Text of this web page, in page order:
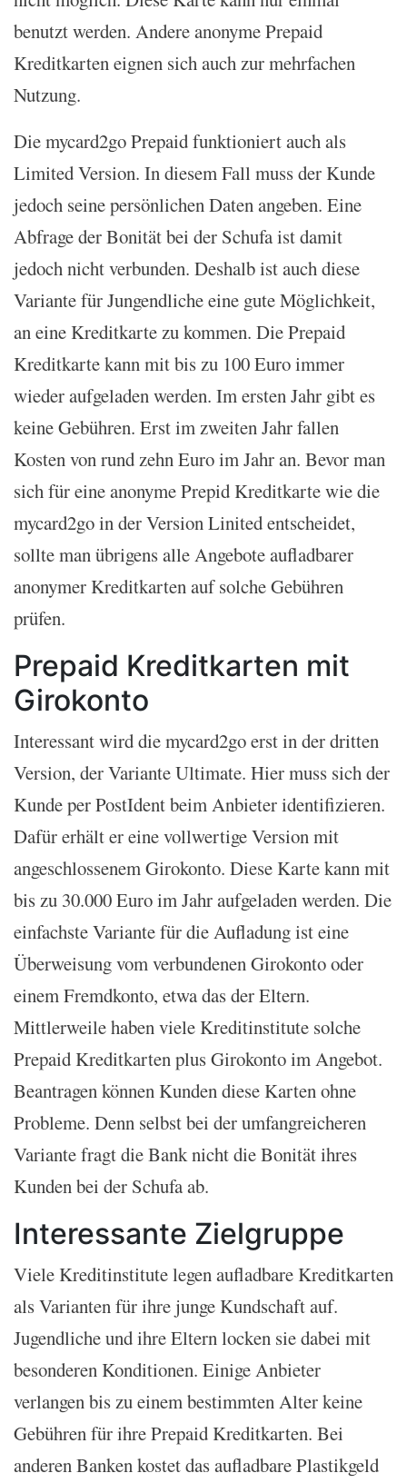
benutzt werden. Andere anonyme Prepaid
Kreditkarten eignen sich auch zur mehrfachen
Nutzung.
Die mycard2go Prepaid funktioniert auch als
Limited Version. In diesem Fall muss der Kunde
jedoch seine persönlichen Daten angeben. Eine
Abfrage der Bonität bei der Schufa ist damit
jedoch nicht verbunden. Deshalb ist auch diese
Variante für Jungendliche eine gute Möglichkeit,
an eine Kreditkarte zu kommen. Die Prepaid
Kreditkarte kann mit bis zu 100 Euro immer
wieder aufgeladen werden. Im ersten Jahr gibt es
keine Gebühren. Erst im zweiten Jahr fallen
Kosten von rund zehn Euro im Jahr an. Bevor man
sich für eine anonyme Prepid Kreditkarte wie die
mycard2go in der Version Linited entscheidet,
sollte man übrigens alle Angebote aufladbarer
anonymer Kreditkarten auf solche Gebühren
prüfen.
Prepaid Kreditkarten mit
Girokonto
Interessant wird die mycard2go erst in der dritten
Version, der Variante Ultimate. Hier muss sich der
Kunde per PostIdent beim Anbieter identifizieren.
Dafür erhält er eine vollwertige Version mit
angeschlossenem Girokonto. Diese Karte kann mit
bis zu 30.000 Euro im Jahr aufgeladen werden. Die
einfachste Variante für die Aufladung ist eine
Überweisung vom verbundenen Girokonto oder
einem Fremdkonto, etwa das der Eltern.
Mittlerweile haben viele Kreditinstitute solche
Prepaid Kreditkarten plus Girokonto im Angebot.
Beantragen können Kunden diese Karten ohne
Probleme. Denn selbst bei der umfangreicheren
Variante fragt die Bank nicht die Bonität ihres
Kunden bei der Schufa ab.
Interessante Zielgruppe
Viele Kreditinstitute legen aufladbare Kreditkarten
als Varianten für ihre junge Kundschaft auf.
Jugendliche und ihre Eltern locken sie dabei mit
besonderen Konditionen. Einige Anbieter
verlangen bis zu einem bestimmten Alter keine
Gebühren für ihre Prepaid Kreditkarten. Bei
anderen Banken kostet das aufladbare Plastikgeld